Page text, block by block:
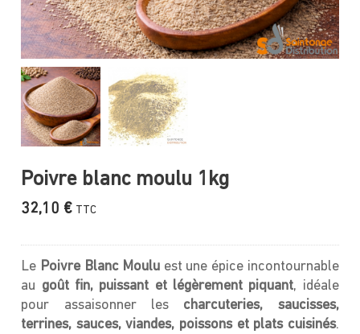
Poivre blanc moulu 1kg
32,10 € TTC
Le Poivre Blanc Moulu est une épice incontournable
au goût fin, puissant et légèrement piquant, idéale
pour assaisonner les charcuteries, saucisses,
terrines, sauces, viandes, poissons et plats cuisinés.